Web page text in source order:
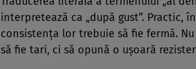
interpretează ca „după gust”. Practic,
consistența lor trebuie să fie fermă.
să fie tari, ci să opună o ușoară